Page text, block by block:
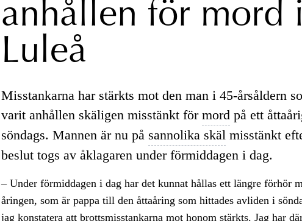
anhållen för mord i
Luleå
Misstankarna har stärkts mot den man i 45-årsåldern
varit anhållen skäligen misstänkt för mord på ett
söndags. Mannen är nu på sannolika skäl misstänkt
beslut togs av åklagaren under förmiddagen i dag.
– Under förmiddagen i dag har det kunnat hållas ett längre förhör
åringen, som är pappa till den åttaåring som hittades avliden i
jag konstatera att brottsmisstankarna mot honom stärkts. Jag har